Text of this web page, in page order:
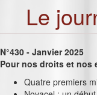
Le
N°430 - Janvier 2025
Pour nos droits et nos
Quatre premiers